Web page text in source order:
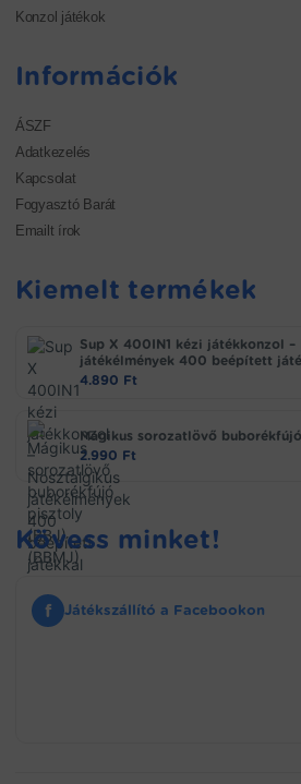
Konzol játékok
Információk
ÁSZF
Adatkezelés
Kapcsolat
Fogyasztó Barát
Emailt írok
Kiemelt termékek
Sup X 400IN1 kézi játékkonzol –
játékélmények 400 beépített
4.890 Ft
Mágikus sorozatlövő
2.990 Ft
Kövess minket!
f Játékszállító a Facebookon